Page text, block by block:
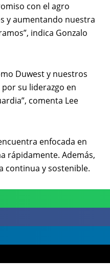
con el agro
y aumentando nuestra
indica Gonzalo
Duwest y nuestros
su liderazgo en
comenta Lee
enfocada en
rápidamente. Además,
continua y sostenible.